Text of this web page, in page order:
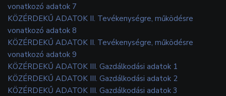
vonatkozó adatok 7
KÖZÉRDEKŰ ADATOK II. Tevékenységre, működésre
vonatkozó adatok 8
KÖZÉRDEKŰ ADATOK II. Tevékenységre, működésre
vonatkozó adatok 9
KÖZÉRDEKŰ ADATOK III. Gazdálkodási adatok 1
KÖZÉRDEKŰ ADATOK III. Gazdálkodási adatok 2
KÖZÉRDEKŰ ADATOK III. Gazdálkodási adatok 3